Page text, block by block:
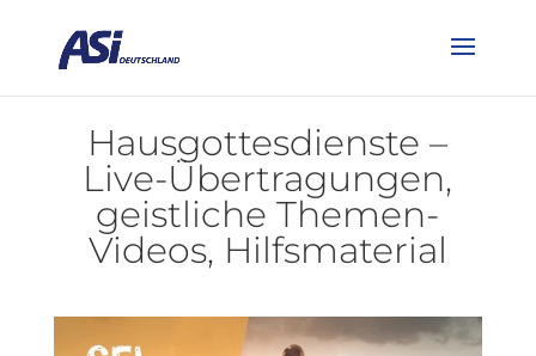
Hausgottesdienste –
Live-Übertragungen,
geistliche Themen-
Videos, Hilfsmaterial